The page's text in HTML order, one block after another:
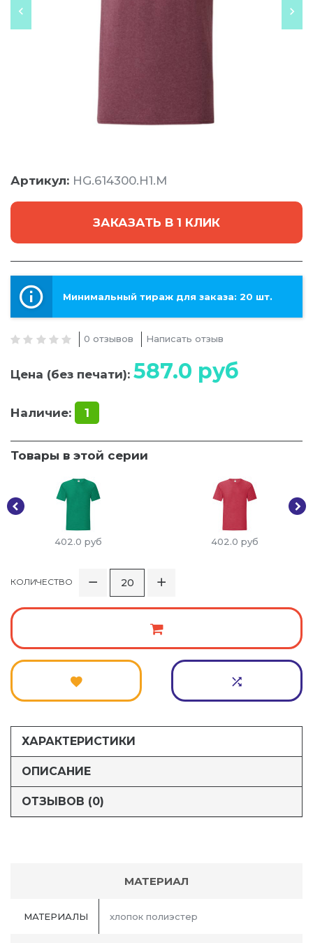
Артикул: HG.614300.H1.M
ЗАКАЗАТЬ В 1 КЛИК
Минимальный тираж для заказа: 20 шт.
0 отзывов Написать отзыв
Цена (без печати): 587.0 руб
Наличие: 1
Товары в этой серии
402.0 руб 402.0 руб
КОЛИЧЕСТВО
ХАРАКТЕРИСТИКИ
ОПИСАНИЕ
ОТЗЫВОВ (0)
МАТЕРИАЛ
МАТЕРИАЛЫ хлопок полиэстер